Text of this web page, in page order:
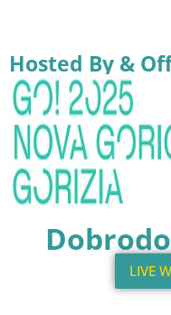
Hosted By &
LIVE